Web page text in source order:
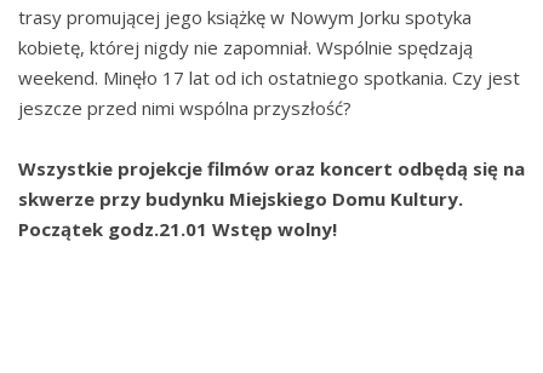
trasy promującej jego książkę w Nowym Jorku spotyka
kobietę, której nigdy nie zapomniał. Wspólnie spędzają
weekend. Minęło 17 lat od ich ostatniego spotkania. Czy jest
jeszcze przed nimi wspólna przyszłość?
Wszystkie projekcje filmów oraz koncert odbędą się na
skwerze przy budynku Miejskiego Domu Kultury.
Początek godz.21.01 Wstęp wolny!